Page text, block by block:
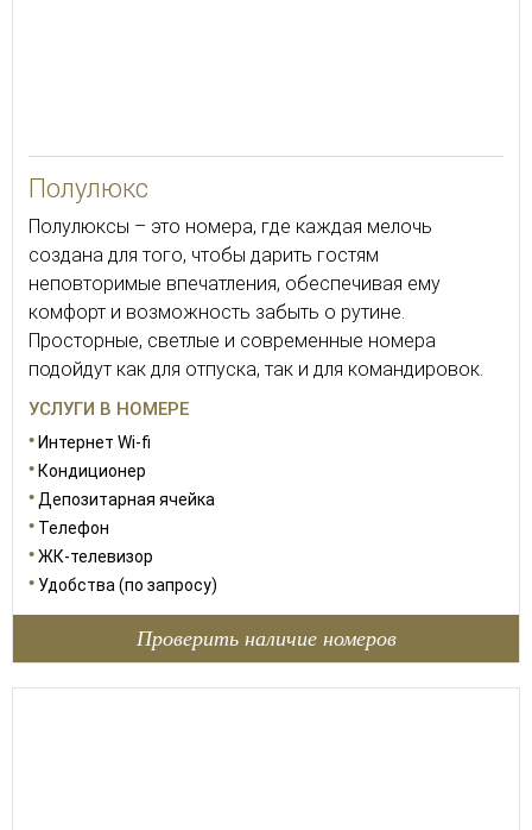
Полулюкс
Полулюксы – это номера, где каждая мелочь
создана для того, чтобы дарить гостям
неповторимые впечатления, обеспечивая ему
комфорт и возможность забыть о рутине.
Просторные, светлые и современные номера
подойдут как для отпуска, так и для командировок.
УСЛУГИ В НОМЕРЕ
Интернет Wi-fi
Кондиционер
Депозитарная ячейка
Телефон
ЖК-телевизор
Удобства (по запросу)
Проверить наличие номеров